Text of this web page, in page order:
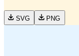
SVG PNG